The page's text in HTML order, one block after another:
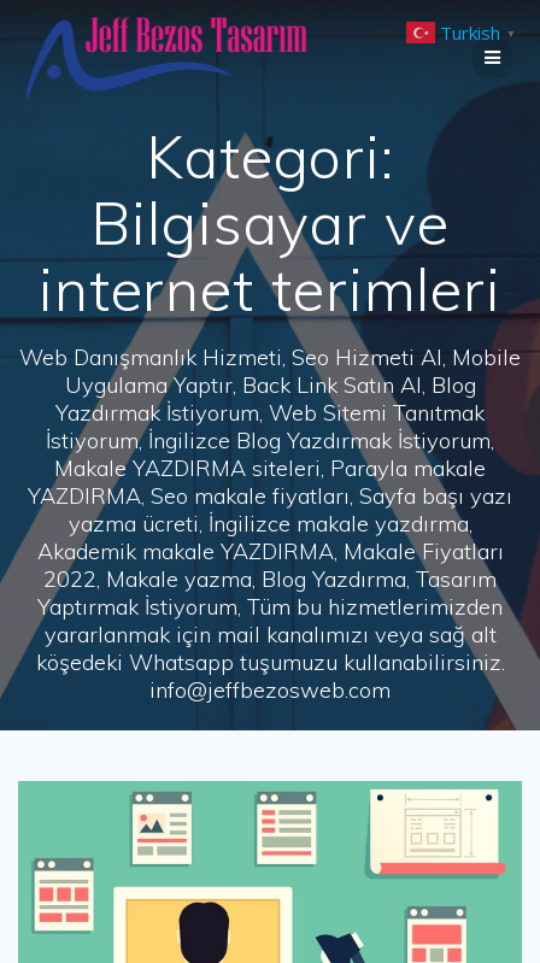
to
Kategori:
Bilgisayar ve
internet terimleri
Web Danışmanlık Hizmeti, Seo Hizmeti Al, Mobile
Uygulama Yaptır, Back Link Satın Al, Blog
Yazdırmak İstiyorum, Web Sitemi Tanıtmak
İstiyorum, İngilizce Blog Yazdırmak İstiyorum,
Makale YAZDIRMA siteleri, Parayla makale
YAZDIRMA, Seo makale fiyatları, Sayfa başı yazı
yazma ücreti, İngilizce makale yazdırma,
Akademik makale YAZDIRMA, Makale Fiyatları
2022, Makale yazma, Blog Yazdırma, Tasarım
Yaptırmak İstiyorum, Tüm bu hizmetlerimizden
yararlanmak için mail kanalımızı veya sağ alt
köşedeki Whatsapp tuşumuzu kullanabilirsiniz.
info@jeffbezosweb.com
Turkish ▼